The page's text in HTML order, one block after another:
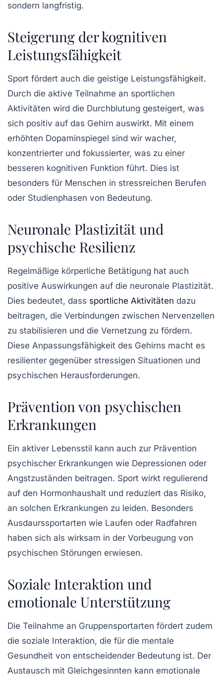
sondern langfristig.
Steigerung der kognitiven
Leistungsfähigkeit
Sport fördert auch die geistige Leistungsfähigkeit.
Durch die aktive Teilnahme an sportlichen
Aktivitäten wird die Durchblutung gesteigert, was
sich positiv auf das Gehirn auswirkt. Mit einem
erhöhten Dopaminspiegel sind wir wacher,
konzentrierter und fokussierter, was zu einer
besseren kognitiven Funktion führt. Dies ist
besonders für Menschen in stressreichen Berufen
oder Studienphasen von Bedeutung.
Neuronale Plastizität und
psychische Resilienz
Regelmäßige körperliche Betätigung hat auch
positive Auswirkungen auf die neuronale Plastizität.
Dies bedeutet, dass sportliche Aktivitäten dazu
beitragen, die Verbindungen zwischen Nervenzellen
zu stabilisieren und die Vernetzung zu fördern.
Diese Anpassungsfähigkeit des Gehirns macht es
resilienter gegenüber stressigen Situationen und
psychischen Herausforderungen.
Prävention von psychischen
Erkrankungen
Ein aktiver Lebensstil kann auch zur Prävention
psychischer Erkrankungen wie Depressionen oder
Angstzuständen beitragen. Sport wirkt regulierend
auf den Hormonhaushalt und reduziert das Risiko,
an solchen Erkrankungen zu leiden. Besonders
Ausdaurssportarten wie Laufen oder Radfahren
haben sich als wirksam in der Vorbeugung von
psychischen Störungen erwiesen.
Soziale Interaktion und
emotionale Unterstützung
Die Teilnahme an Gruppensportarten fördert zudem
die soziale Interaktion, die für die mentale
Gesundheit von entscheidender Bedeutung ist. Der
Austausch mit Gleichgesinnten kann emotionale